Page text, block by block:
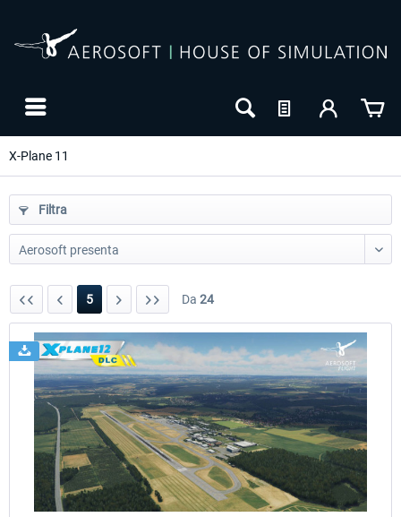
X-Plane 11
Traffic Global for X-Plane 12/11
(Windows)
Airport Stuttgart XP
Filtra
5 Da 24